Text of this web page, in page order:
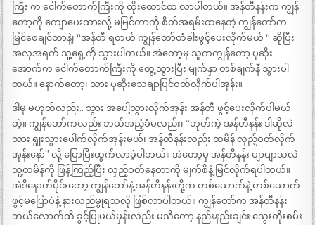
ကြီး က ငေါက်တောက်ကြီးကို ထိုးထောင်ထ လာပါတယ်။ အန်တီနန်းက ကျွန်
တော့ကို ကျောပေးထားလို့ မမြင်တာကို စိတ်အရမ်းထနေတဲ့ ကျွန်တော်က
မြင်စေချင်တာနဲ့၊ “အန်တီ ရတယ် ကျွန်တော်တံခါးဖွင့်ပေးလိုက်မယ် “ ဆိုပြီး
အလုအရက် သူ့ရှေ့ကို သွားပါတယ်။ အဲတော့မှ သူကကျွန်တော့ ပုဆိုး
အောက်က ငေါက်တောက်ကြီးကို တွေ့သွားပြီး မျက်နှာ တစ်ချက်နီ သွားပါ
တယ်။ နောက်တော့၊ သား ပုဆိုးသေချာပြင်ဝတ်လိုက်ပါအုန်း။
ဒါမှ မဟုတ်လည်း.. သွား အပေါ့သွားလိုက်အုန်း အန်တီ ဖွင့်ပေးလိုက်ပါမယ်
တဲ့။ ကျွန်တော်ကလည်း ဘယ်အညံ့ခံမလည်း၊ “ဟုတ်ကဲ့ အန်တီနန်း ဒါဆိုလဲ
သား ရွုးသွားပေါက်လိုက်အုန်းမယ်၊ အန်တီနန်းလည်း ထမိန် လှည့်ဝတ်လိုက်
အုန်းနော်” လို့ ပြောပြီးထွက်လာခဲ့ပါတယ်။ အဲတော့မှ အန်တီနန်း ပျာပျာသလဲ
သူ့ထမိန်ကို ဖြန့်ကြည့်ပြီး လှည့်ဝတ်နေတာကို မျက်စိနဲ့ မြင်လိုက်ရပါတယ်။
အဲဒီနောက်ပိုင်းတော့ ကျွန်တော်နဲ့ အန်တီနန်းတို့က တစ်ယောက်နဲ့ တစ်ယောက်
ဖွင့်မပြောပဲနဲ့ နားလည်မွုရသလို ဖြစ်လာပါတယ်။ ကျွန်တော်က အန်တီနန်း
ဘယ်လောက်ထိ ခွင့်ပြုမယ်မှန်းလည်း မသိတော့ နည်းနည်းချင်း သွေးတိုးစမ်း